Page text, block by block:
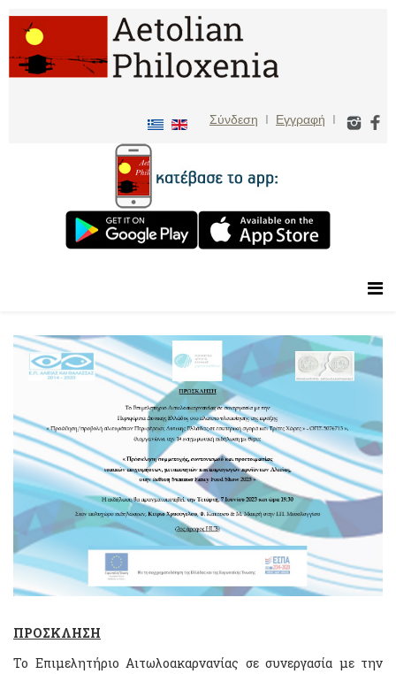
Σύνδεση I Εγγραφή I
ΠΡΟΣΚΛΗΣΗ
Το Επιμελητήριο Αιτωλοακαρνανίας σε συνεργασία με την